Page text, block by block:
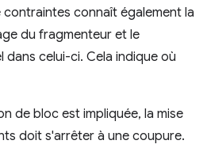
connaît également la
du fragmenteur et le
celui-ci. Cela indique où
de bloc est impliquée, la mise
doit s'arrêter à une coupure.